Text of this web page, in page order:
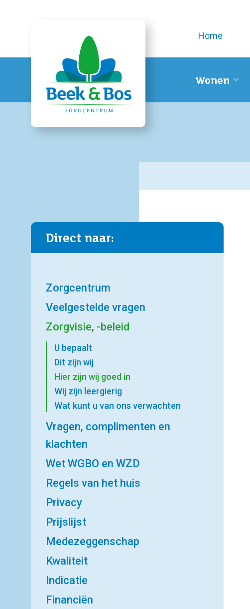
Home
Wonen
Direct naar:
Zorgcentrum
Veelgestelde vragen
Zorgvisie, -beleid
U bepaalt
Dit zijn wij
Hier zijn wij goed in
Wij zijn leergierig
Wat kunt u van ons verwachten
Vragen, complimenten en
klachten
Wet WGBO en WZD
Regels van het huis
Privacy
Prijslijst
Medezeggenschap
Kwaliteit
Indicatie
Financiën